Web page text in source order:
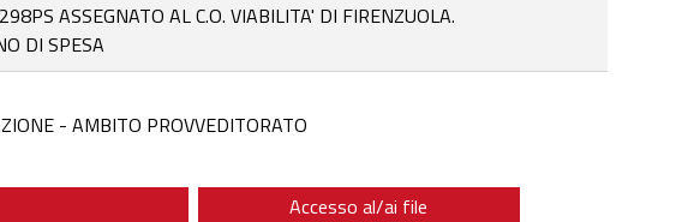
ASSEGNATO AL C.O. VIABILITA' DI FIRENZUOLA.
DI SPESA
- AMBITO PROVVEDITORATO
Accesso al/ai file